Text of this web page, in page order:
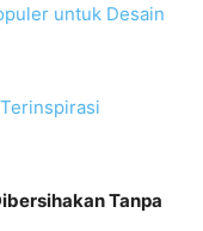
untuk Desain
Tanpa